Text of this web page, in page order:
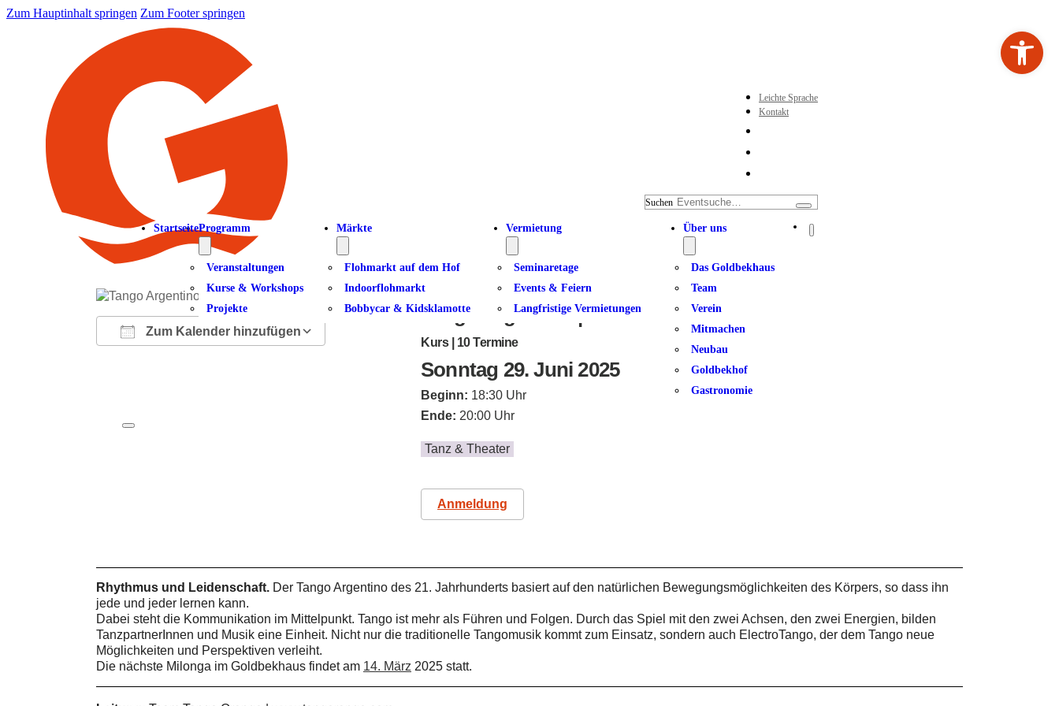
Zum Hauptinhalt springen Zum Footer springen
Leichte Sprache
Kontakt
Suchen
StartseiteProgramm
Veranstaltungen
Kurse & Workshops
Projekte
Märkte
Flohmarkt auf dem Hof
Indoorflohmarkt
Bobbycar & Kidsklamotte
Vermietung
Seminaretage
Events & Feiern
Langfristige Vermietungen
Über uns
Das Goldbekhaus
Team
Verein
Mitmachen
Neubau
Goldbekhof
Gastronomie
Zum Kalender hinzufügen
Tango Argentino | Dancer 3 – 4
Kurs | 10 Termine
Sonntag 29. Juni 2025
Beginn: 18:30 Uhr
Ende: 20:00 Uhr
Tanz & Theater
Anmeldung
Rhythmus und Leidenschaft. Der Tango Argentino des 21. Jahrhunderts basiert auf den natürlichen Bewegungsmöglichkeiten des Körpers, so dass ihn
jede und jeder lernen kann.
Dabei steht die Kommunikation im Mittelpunkt. Tango ist mehr als Führen und Folgen. Durch das Spiel mit den zwei Achsen, den zwei Energien, bilden
TanzpartnerInnen und Musik eine Einheit. Nicht nur die traditionelle Tangomusik kommt zum Einsatz, sondern auch ElectroTango, der dem Tango neue
Möglichkeiten und Perspektiven verleiht.
Die nächste Milonga im Goldbekhaus findet am 14. März 2025 statt.